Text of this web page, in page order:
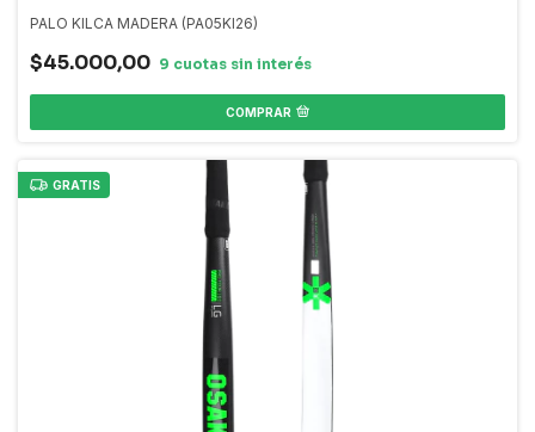
PALO KILCA MADERA (PA05KI26)
$45.000,00
COMPRAR
GRATIS